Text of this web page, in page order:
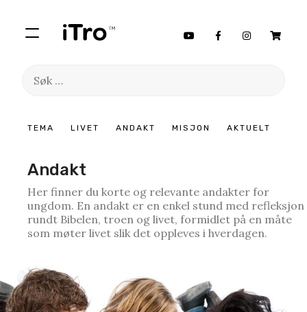
TEMA LIVET ANDAKT MISJON AKTUELT
Søk
Andakt
Her finner du korte og relevante andakter for
ungdom. En andakt er en enkel stund med refleksjon
rundt Bibelen, troen og livet, formidlet på en måte
som møter livet slik det oppleves i hverdagen.